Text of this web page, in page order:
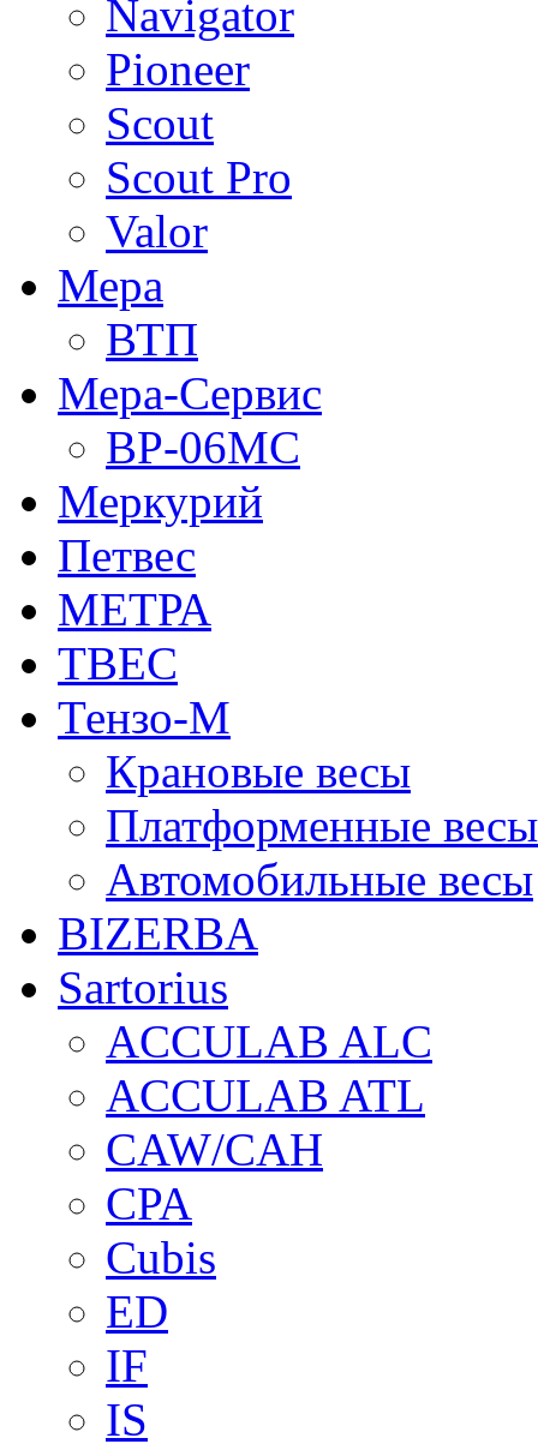
Navigator
Pioneer
Scout
Scout Pro
Valor
Мера
ВТП
Мера-Сервис
ВР-06МС
Меркурий
Петвес
МЕТРА
ТВЕС
Тензо-М
Крановые весы
Платформенные весы
Автомобильные весы
BIZERBA
Sartorius
ACCULAB ALC
ACCULAB ATL
CAW/CAH
CPA
Cubis
ED
IF
IS